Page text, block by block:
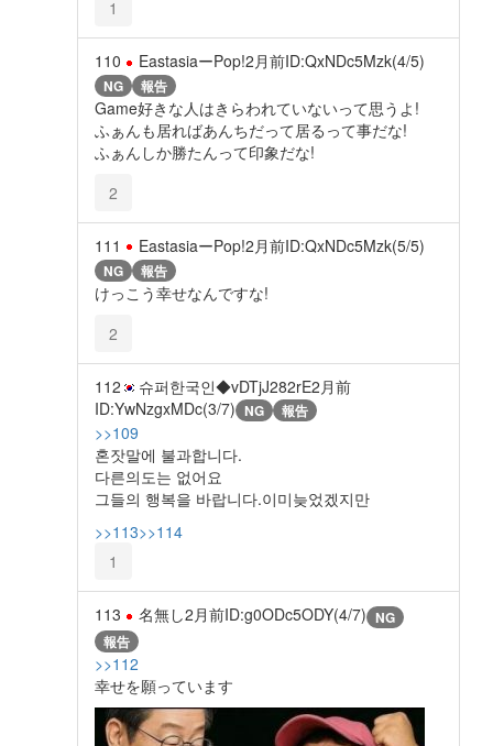
1
110 EastasiaーPop!2月前ID:QxNDc5Mzk(4/5)
NG 報告
Game好きな人はきらわれていないって思うよ!
ふぁんも居ればあんちだって居るって事だな!
ふぁんしか勝たんって印象だな!
2
111 EastasiaーPop!2月前ID:QxNDc5Mzk(5/5)
NG 報告
けっこう幸せなんですな!
2
112 슈퍼한국인◆vDTjJ282rE2月前
ID:YwNzgxMDc(3/7) NG 報告
>>109
혼잣말에 불과합니다.
다른의도는 없어요
그들의 행복을 바랍니다.이미늦었겠지만
>>113>>114
1
113 名無し2月前ID:g0ODc5ODY(4/7) NG
報告
>>112
幸せを願っています